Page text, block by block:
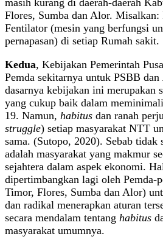
Flores, Sumba dan Alor. Misalkan:
Fentilator (mesin yang berfungsi
pernapasan) di setiap Rumah sakit.
Kedua, Kebijakan Pemerintah
Pemda sekitarnya untuk PSBB dan
dasarnya kebijakan ini merupakan
yang cukup baik dalam
19. Namun, habitus dan ranah
struggle) setiap masyarakat NTT
sama. (Sutopo, 2020). Sebab tidak
adalah masyarakat yang makmur
sejahtera dalam aspek ekonomi.
dipertimbangkan lagi oleh Pemda-
Timor, Flores, Sumba dan Alor)
dan radikal menerapkan aturan
secara mendalam tentang habitus
masyarakat umumnya.